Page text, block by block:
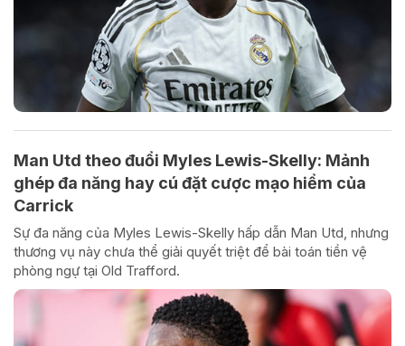
Man Utd theo đuổi Myles Lewis-Skelly: Mảnh
ghép đa năng hay cú đặt cược mạo hiểm của
Carrick
Sự đa năng của Myles Lewis-Skelly hấp dẫn Man Utd, nhưng
thương vụ này chưa thể giải quyết triệt để bài toán tiền vệ
phòng ngự tại Old Trafford.